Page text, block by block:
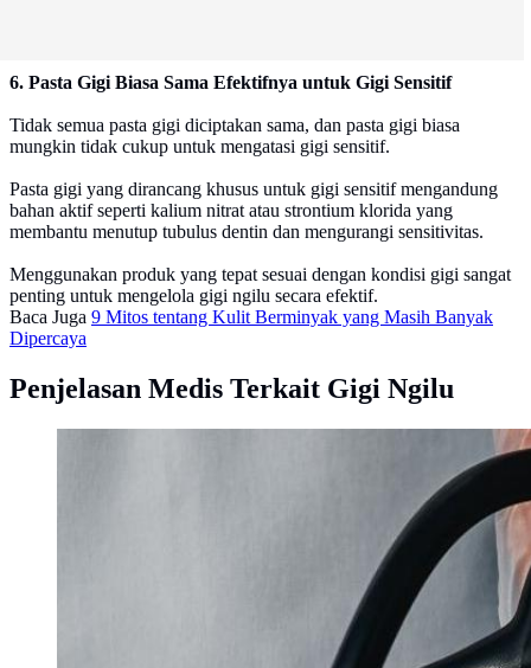
6. Pasta Gigi Biasa Sama Efektifnya untuk Gigi Sensitif
Tidak semua pasta gigi diciptakan sama, dan pasta gigi biasa
mungkin tidak cukup untuk mengatasi gigi sensitif.
Pasta gigi yang dirancang khusus untuk gigi sensitif mengandung
bahan aktif seperti kalium nitrat atau strontium klorida yang
membantu menutup tubulus dentin dan mengurangi sensitivitas.
Menggunakan produk yang tepat sesuai dengan kondisi gigi sangat
penting untuk mengelola gigi ngilu secara efektif.
Baca Juga 9 Mitos tentang Kulit Berminyak yang Masih Banyak
Dipercaya
Penjelasan Medis Terkait Gigi Ngilu